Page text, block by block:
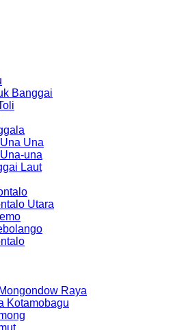
Banggai
Una
una
Laut
Utara
Raya
Kotamobagu